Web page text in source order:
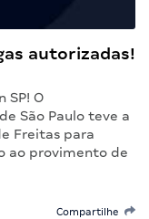
autorizadas!
SP! O
São Paulo teve a
Freitas para
ao provimento de
Compartilhe